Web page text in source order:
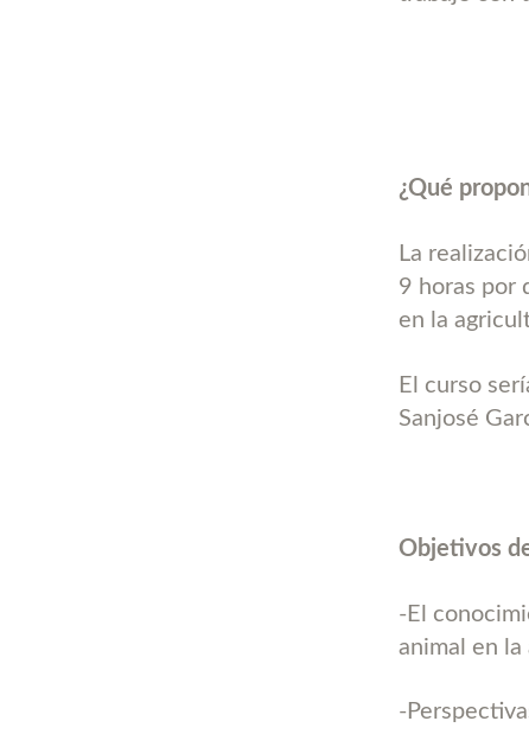
¿Qué
La
9 horas por
en la
El curso
Sanjosé
Objetivos
-El
animal en
-